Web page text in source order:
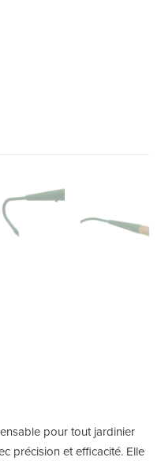
pour tout jardinier
précision et efficacité. Elle